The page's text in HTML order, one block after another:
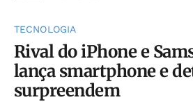
TECNOLOGIA
Rival do iPhone e
lança smartphone e
surpreendem